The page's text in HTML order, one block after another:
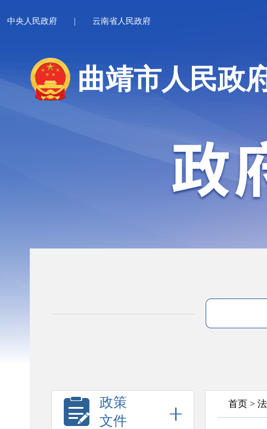
中央人民政府 云南省人民政府
曲靖市人民政
政策
文件
首页 >